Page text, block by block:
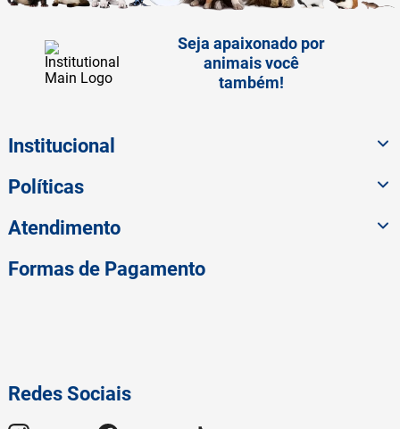
Seja apaixonado por
animais você
também!
Institucional
Políticas
Atendimento
Redes Sociais
Formas de Pagamento